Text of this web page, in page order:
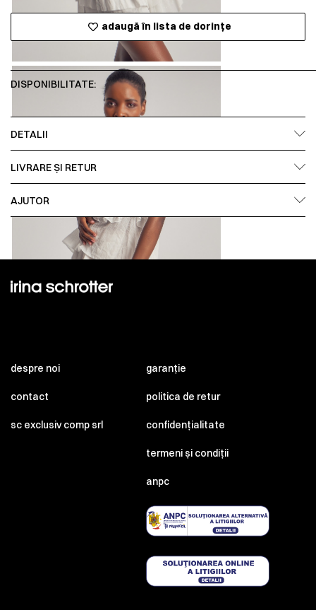
adaugă în lista de dorințe
DISPONIBILITATE:
DETALII
LIVRARE ȘI RETUR
AJUTOR
despre noi
contact
sc exclusiv comp srl
garanție
politica de retur
confidențialitate
termeni și condiții
anpc